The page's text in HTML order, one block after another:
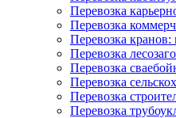
Перевозка
Перевозка
Перевозка
Перевозка
Перевозка
Перевозка
Перевозка
Перевозка